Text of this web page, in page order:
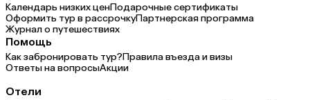
Календарь низких ценПодарочные сертификаты
Оформить тур в рассрочкуПартнерская программа
Журнал о путешествиях
Помощь
Как забронировать тур?Правила въезда и визы
Ответы на вопросыАкции
Отели